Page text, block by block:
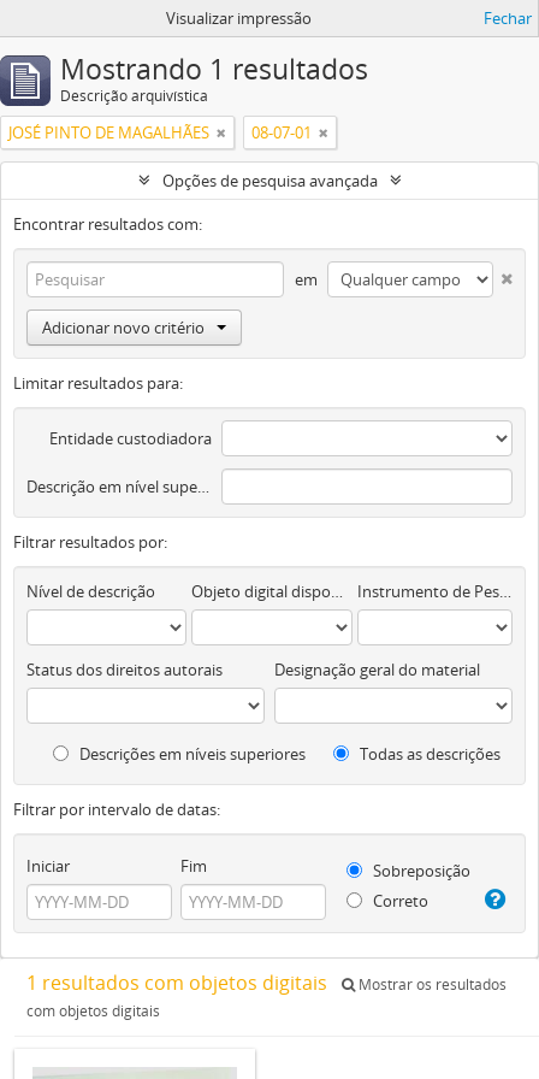
Visualizar impressão Fechar
Mostrando 1 resultados
Descrição arquivística
JOSÉ PINTO DE MAGALHÃES 08-07-01
Opções de pesquisa avançada
Encontrar resultados com:
em
Adicionar novo critério
Limitar resultados para:
Entidade custodiadora
Descrição em nível superior
Filtrar resultados por:
Nível de descrição Objeto digital disponível Instrumento de Pesquisa
Status dos direitos autorais Designação geral do material
Descrições em níveis superiores Todas as descrições
Filtrar por intervalo de datas:
Iniciar Fim
Sobreposição
Correto
1 resultados com objetos digitais
Mostrar os resultados
com objetos digitais